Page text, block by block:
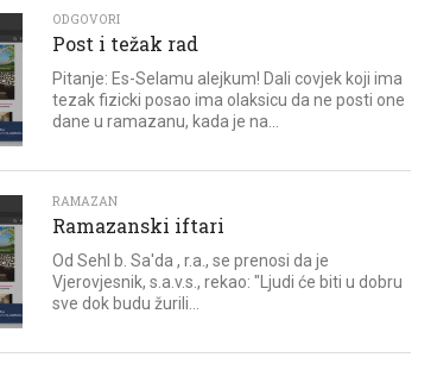
ODGOVORI
Post i težak rad
Pitanje: Es-Selamu alejkum! Dali covjek koji ima
tezak fizicki posao ima olaksicu da ne posti one
dane u ramazanu, kada je na...
RAMAZAN
Ramazanski iftari
Od Sehl b. Sa'da , r.a., se prenosi da je
Vjerovjesnik, s.a.v.s., rekao: "Ljudi će biti u dobru
sve dok budu žurili...